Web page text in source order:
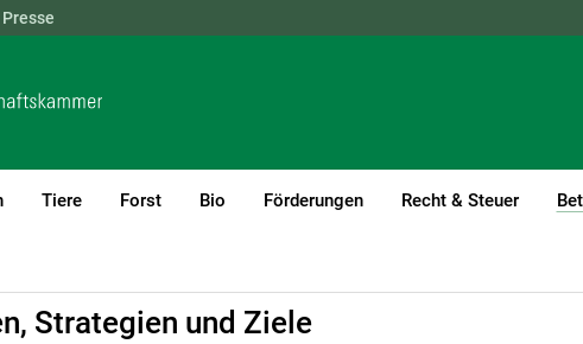
BGLD KTN
Presse
Tiere Forst Bio Förderungen Recht & Steuer
Strategien und Ziele